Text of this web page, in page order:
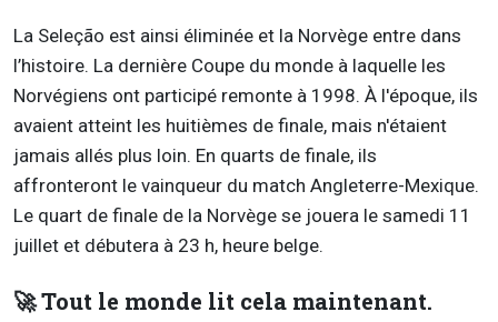
La Seleção est ainsi éliminée et la Norvège entre dans
l’histoire. La dernière Coupe du monde à laquelle les
Norvégiens ont participé remonte à 1998. À l'époque, ils
avaient atteint les huitièmes de finale, mais n'étaient
jamais allés plus loin. En quarts de finale, ils
affronteront le vainqueur du match Angleterre-Mexique.
Le quart de finale de la Norvège se jouera le samedi 11
juillet et débutera à 23 h, heure belge.
🚀 Tout le monde lit cela maintenant.